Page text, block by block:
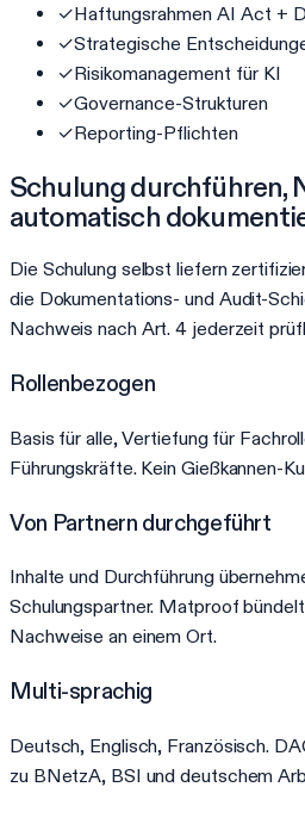
✓Haftungsrahmen AI Act +
✓Strategische
✓Risikomanagement für KI
✓Governance-Strukturen
✓Reporting-Pflichten
Schulung durchführen,
automatisch
Die Schulung selbst liefern
die Dokumentations- und Audit-
Nachweis nach Art. 4 jederzeit
Rollenbezogen
Basis für alle, Vertiefung für
Führungskräfte. Kein Gießkannen-
Von Partnern durchgeführt
Inhalte und Durchführung
Schulungspartner. Matproof
Nachweise an einem Ort.
Multi-sprachig
Deutsch, Englisch, Französisch.
zu BNetzA, BSI und deutschem